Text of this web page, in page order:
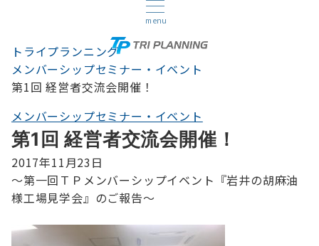
menu
トライプランニング
メンバーシップセミナー・イベント
第1回 経営者交流会開催！
メンバーシップセミナー・イベント
第1回 経営者交流会開催！
2017年11月23日
～第一回ＴＰメンバーシップイベント『岩井の胡麻油
様工場見学会』のご報告～